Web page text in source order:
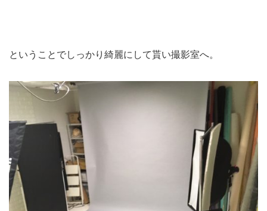
ということでしっかり綺麗にして貰い撮影室へ。